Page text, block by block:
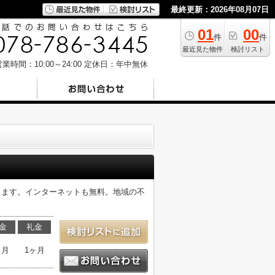
最終更新：2026年08月07日
01件
最近見た物件
00件
検討リスト
業時間：10:00～24:00 定休日：年中無休
す。インターネットも無料。地域の不
礼金
1ヶ月